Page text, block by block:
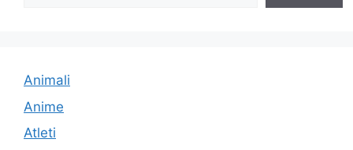
Animali
Anime
Atleti